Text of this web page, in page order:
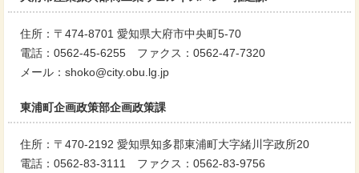
住所：〒474-8701 愛知県大府市中央町5-70
電話：0562-45-6255 ファクス：0562-47-7320
メール：shoko@city.obu.lg.jp
東浦町企画政策部企画政策課
住所：〒470-2192 愛知県知多郡東浦町大字緒川字政所20
電話：0562-83-3111 ファクス：0562-83-9756